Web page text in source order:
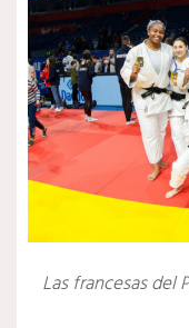
Las francesas del